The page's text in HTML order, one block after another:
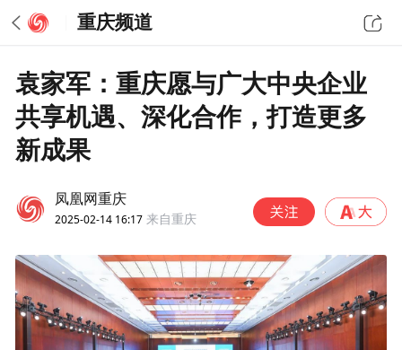
重庆频道
袁家军：重庆愿与广大中央企业
共享机遇、深化合作，打造更多
新成果
凤凰网重庆
2025-02-14 16:17 来自重庆